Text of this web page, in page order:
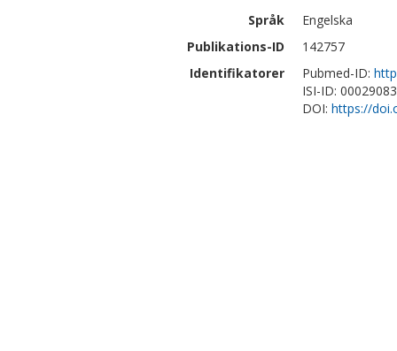
Språk
Engelska
Publikations-ID
142757
Identifikatorer
Pubmed-ID:
ISI-ID:
DOI: https://